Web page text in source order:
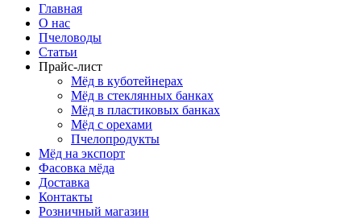
Главная
О нас
Пчеловоды
Статьи
Прайс-лист
Мёд в куботейнерах
Мёд в стеклянных банках
Мёд в пластиковых банках
Мёд с орехами
Пчелопродукты
Мёд на экспорт
Фасовка мёда
Доставка
Контакты
Розничный магазин